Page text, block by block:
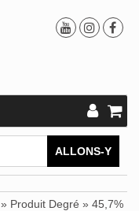
ALLONS-Y
» Produit Degré » 45,7%